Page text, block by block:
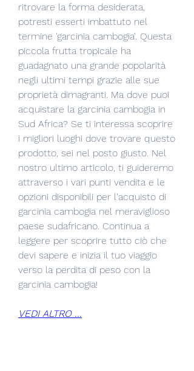
ritrovare la forma desiderata,
potresti esserti imbattuto nel
termine 'garcinia cambogia'. Questa
piccola frutta tropicale ha
guadagnato una grande popolarità
negli ultimi tempi grazie alle sue
proprietà dimagranti. Ma dove puoi
acquistare la garcinia cambogia in
Sud Africa? Se ti interessa scoprire
i migliori luoghi dove trovare questo
prodotto, sei nel posto giusto. Nel
nostro ultimo articolo, ti guideremo
attraverso i vari punti vendita e le
opzioni disponibili per l'acquisto di
garcinia cambogia nel meraviglioso
paese sudafricano. Continua a
leggere per scoprire tutto ciò che
devi sapere e inizia il tuo viaggio
verso la perdita di peso con la
garcinia cambogia!
VEDI ALTRO ...